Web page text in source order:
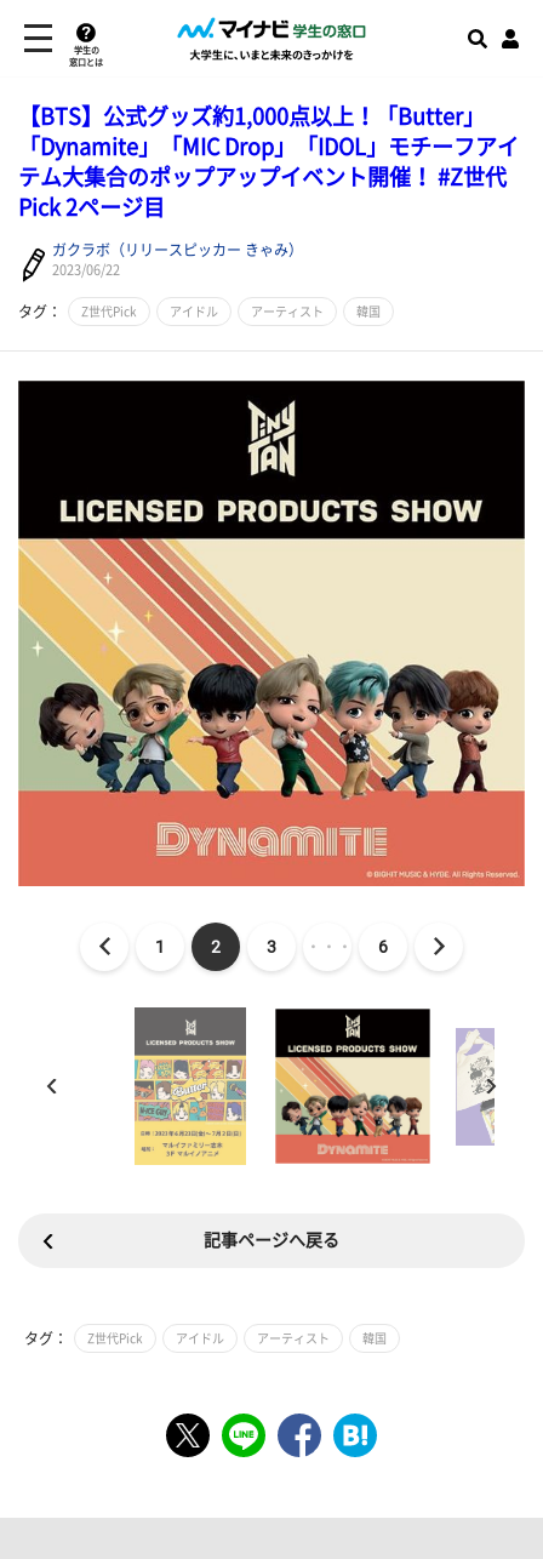
学生の
窓口とは
【BTS】公式グッズ約1,000点以上！「Butter」
「Dynamite」「MIC Drop」「IDOL」モチーフアイ
テム大集合のポップアップイベント開催！ #Z世代
Pick 2ページ目
ガクラボ（リリースピッカー きゃみ）
2023/06/22
タグ： Z世代Pick アイドル アーティスト 韓国
1 2 3 ・・・ 6
記事ページへ戻る
タグ： Z世代Pick アイドル アーティスト 韓国